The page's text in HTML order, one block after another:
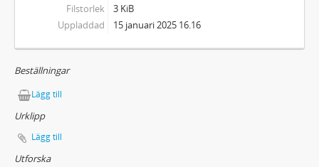
Filstorlek
3 KiB
Uppladdad
15 januari 2025 16.16
Beställningar
Lägg till
Urklipp
Lägg till
Utforska